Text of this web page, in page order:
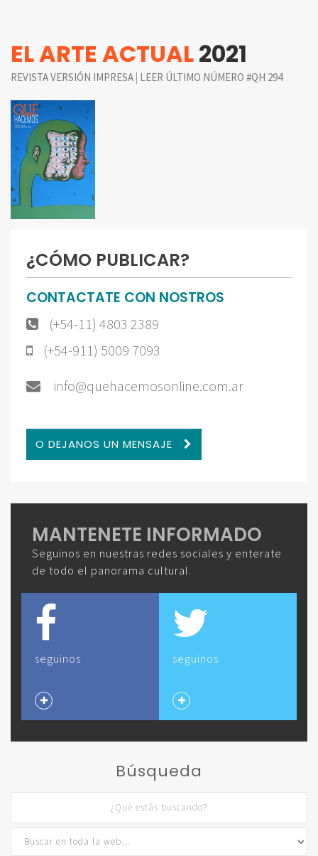
EL ARTE ACTUAL2021
REVISTA VERSIÓN IMPRESA | LEER ÚLTIMO NÚMERO #QH 294
¿CÓMO PUBLICAR?
CONTACTATE CON NOSTROS
(+54-11) 4803 2389
(+54-911) 5009 7093
info@quehacemosonline.com.ar
O DEJANOS UN MENSAJE
MANTENETE INFORMADO
Seguinos en nuestras redes sociales y enterate
de todo el panorama cultural.
seguinos seguinos
Búsqueda